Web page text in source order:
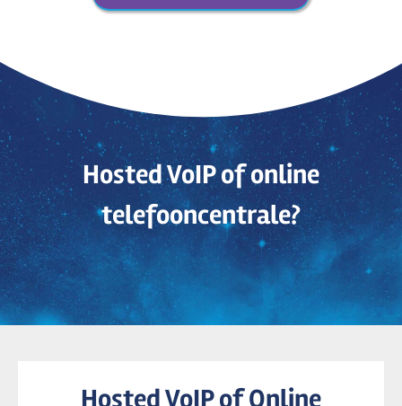
Hosted VoIP of online
telefooncentrale?
Hosted VoIP of Online